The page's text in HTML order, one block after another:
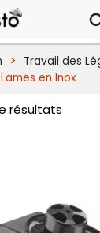
Travail des
en Inox
résultats